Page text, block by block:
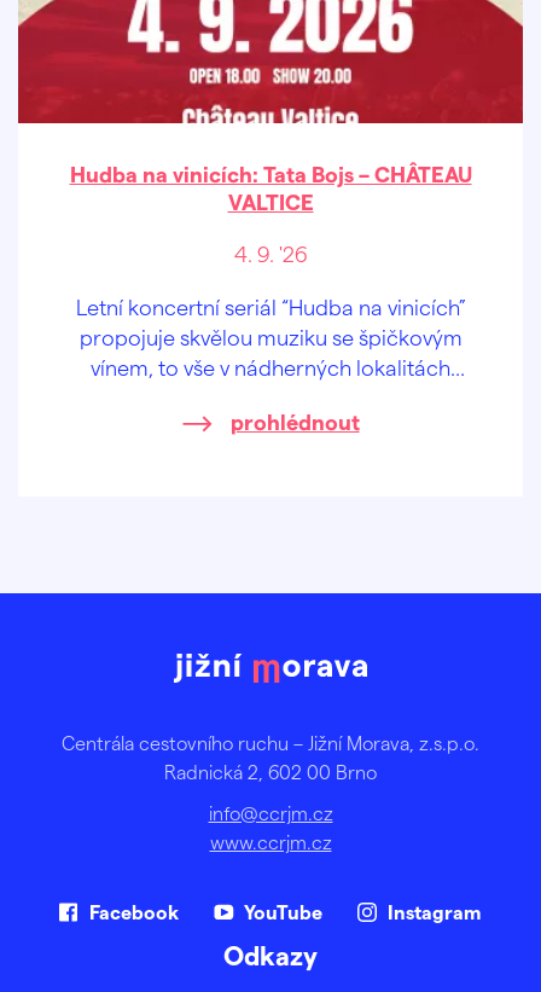
Hudba na vinicích: Tata Bojs – CHÂTEAU
VALTICE
4. 9. '26
Letní koncertní seriál “Hudba na vinicích”
propojuje skvělou muziku se špičkovým
vínem, to vše v nádherných lokalitách
prohlédnout
Centrála cestovního ruchu – Jižní Morava, z.s.p.o.
Radnická 2, 602 00 Brno
info@ccrjm.cz
www.ccrjm.cz
Facebook YouTube Instagram
Odkazy